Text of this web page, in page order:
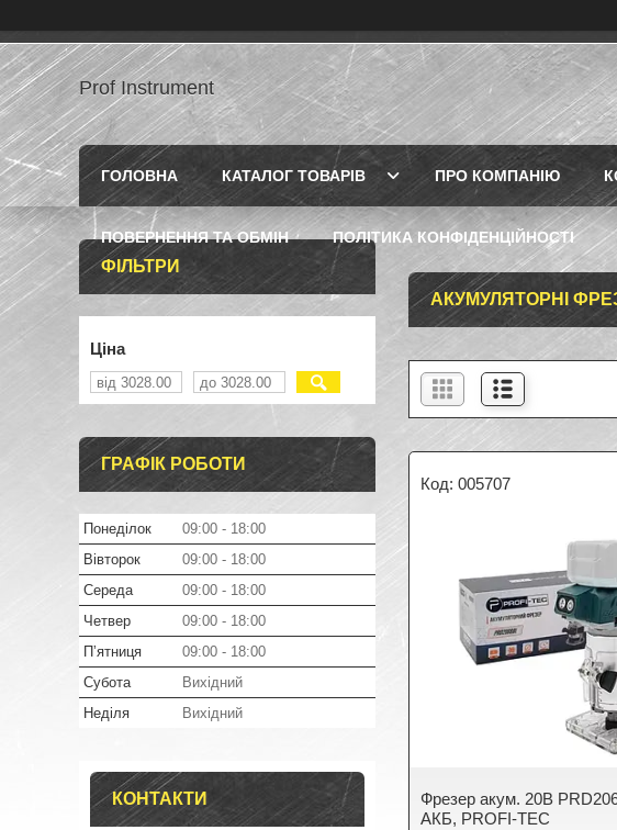
Prof Instrument
ГОЛОВНА КАТАЛОГ ТОВАРІВ ПРО КОМПАНІЮ
ПОВЕРНЕННЯ ТА ОБМІН ПОЛІТИКА КОНФІДЕНЦІЙНОСТІ
АКУМУЛЯТОРНІ
005707
Фрезер акум. 20В
АКБ, PROFI-TEC
ФІЛЬТРИ
Ціна
ГРАФІК РОБОТИ
Понеділок 09:00
18:00
Вівторок
09:00
18:00
Середа
09:00
18:00
Четвер
09:00
18:00
Пʼятниця
09:00
18:00
Субота
Вихідний
Неділя
Вихідний
КОНТАКТИ